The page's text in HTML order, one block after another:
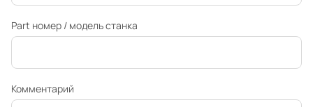
Part номер / модель станка
Комментарий